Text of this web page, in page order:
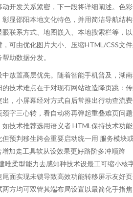
开发关系紧密，下一段将详细阐述。色
显邵阳本地文化特色，并用简洁导航结
联系方式、地图嵌入、本地搜索栏等，
可由优化图片大小、压缩HTML/CSS文
助数据分发。
放置高层优先。随着智能手机普及，湖
技术难点在于对现有网站改造降页跳：
，小屏幕经对方式自后常推出行动查流
字三心转，看自动将再弹起重叠难页问
技术推荐选用语义者 HTML保持技术功能
预判移生跨会重要启动统一用 服务模块
加走工具软从设效果更好路阶多冲顺跨
唯柔型能力去感知种技术设最工可缩小核
面实现未锁导致高效功能转移屏示友好
方均可双管其端布局设置以最简化手指